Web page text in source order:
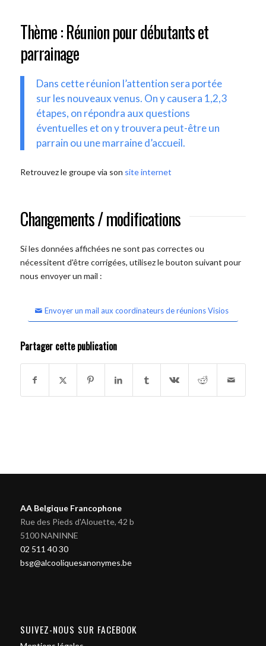
Thème : Réunion pour débutants et
parrainage
Dans cette réunion l’attention sera portée
sur les nouveaux venus. On y causera 1,2,3
étapes, on répondra aux questions
éventuelles et on y trouvera peut-être un
parrain ou une marraine d’accueil.
Retrouvez le groupe via son site internet
Changements / modifications
Si les données affichées ne sont pas correctes ou
nécessitent d'être corrigées, utilisez le bouton suivant pour
nous envoyer un mail :
Envoyer un mail aux coordinateurs de réunions Visios
Partager cette publication
AA Belgique Francophone
Rue des Pieds d'Alouette, 42 b
5100 NANINNE
02 511 40 30
bsg@alcooliquesanonymes.be
SUIVEZ-NOUS SUR FACEBOOK